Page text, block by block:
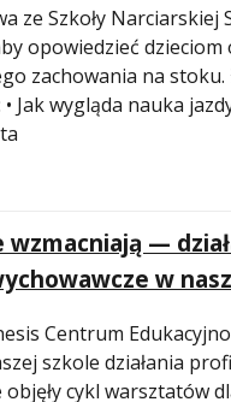
Szkoły Narciarskiej
opowiedzieć
zachowania na
Jak wygląda nauka
—
w
Centrum
szkole działania
cykl warsztatów